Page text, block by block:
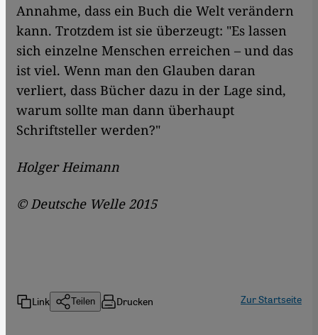
Annahme, dass ein Buch die Welt verändern
kann. Trotzdem ist sie überzeugt: "Es lassen
sich einzelne Menschen erreichen – und das
ist viel. Wenn man den Glauben daran
verliert, dass Bücher dazu in der Lage sind,
warum sollte man dann überhaupt
Schriftsteller werden?"
Holger Heimann
© Deutsche Welle 2015
Link Teilen Drucken Zur Startseite